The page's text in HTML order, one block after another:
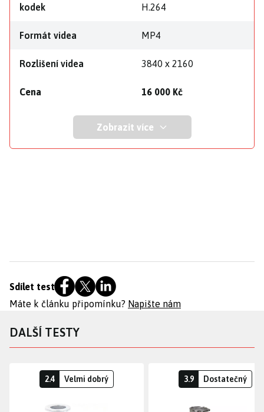
kodek H.264
Formát videa MP4
Rozlišení videa 3840 x 2160
Cena 16 000 Kč
Zobrazit více
Sdílet test
Máte k článku připomínku? Napište nám
DALŠÍ TESTY
2.4 Velmi dobrý 3.9 Dostatečný